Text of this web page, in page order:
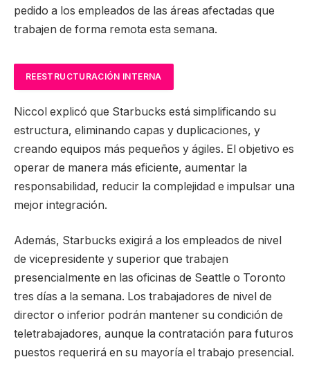
pedido a los empleados de las áreas afectadas que
trabajen de forma remota esta semana.
REESTRUCTURACIÓN INTERNA
Niccol explicó que Starbucks está simplificando su
estructura, eliminando capas y duplicaciones, y
creando equipos más pequeños y ágiles. El objetivo es
operar de manera más eficiente, aumentar la
responsabilidad, reducir la complejidad e impulsar una
mejor integración.
Además, Starbucks exigirá a los empleados de nivel
de vicepresidente y superior que trabajen
presencialmente en las oficinas de Seattle o Toronto
tres días a la semana. Los trabajadores de nivel de
director o inferior podrán mantener su condición de
teletrabajadores, aunque la contratación para futuros
puestos requerirá en su mayoría el trabajo presencial.